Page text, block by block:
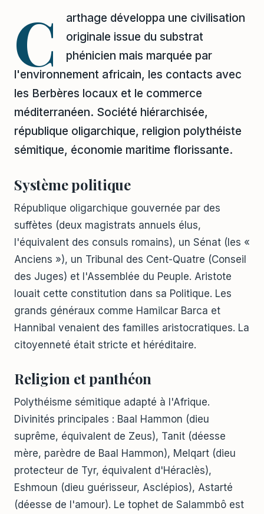
C
arthage développa une civilisation
originale issue du substrat
phénicien mais marquée par
l'environnement africain, les contacts avec
les Berbères locaux et le commerce
méditerranéen. Société hiérarchisée,
république oligarchique, religion polythéiste
sémitique, économie maritime florissante.
Système politique
République oligarchique gouvernée par des
suffètes (deux magistrats annuels élus,
l'équivalent des consuls romains), un Sénat (les «
Anciens »), un Tribunal des Cent-Quatre (Conseil
des Juges) et l'Assemblée du Peuple. Aristote
louait cette constitution dans sa Politique. Les
grands généraux comme Hamilcar Barca et
Hannibal venaient des familles aristocratiques. La
citoyenneté était stricte et héréditaire.
Religion et panthéon
Polythéisme sémitique adapté à l'Afrique.
Divinités principales : Baal Hammon (dieu
suprême, équivalent de Zeus), Tanit (déesse
mère, parèdre de Baal Hammon), Melqart (dieu
protecteur de Tyr, équivalent d'Héraclès),
Eshmoun (dieu guérisseur, Asclépios), Astarté
(déesse de l'amour). Le tophet de Salammbô est